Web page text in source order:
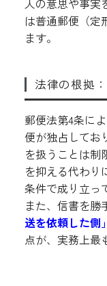
は普通郵便（定
ます。
法律の根拠
郵便法第4条に
便が独占してお
を扱うことは制
を抑える代わり
条件で成り立っ
また、信書を勝
送を依頼した側
点が、実務上最